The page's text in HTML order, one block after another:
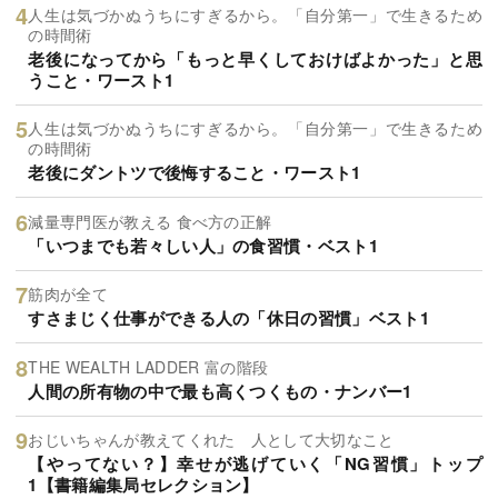
人生は気づかぬうちにすぎるから。「自分第一」で生きるため
の時間術
老後になってから「もっと早くしておけばよかった」と思
うこと・ワースト1
人生は気づかぬうちにすぎるから。「自分第一」で生きるため
の時間術
老後にダントツで後悔すること・ワースト1
減量専門医が教える 食べ方の正解
「いつまでも若々しい人」の食習慣・ベスト1
筋肉が全て
すさまじく仕事ができる人の「休日の習慣」ベスト1
THE WEALTH LADDER 富の階段
人間の所有物の中で最も高くつくもの・ナンバー1
おじいちゃんが教えてくれた 人として大切なこと
【やってない？】幸せが逃げていく「NG習慣」トップ
1【書籍編集局セレクション】